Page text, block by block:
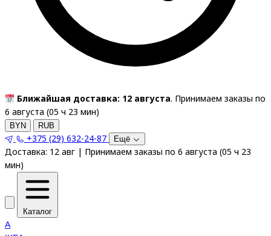
Ближайшая доставка: 12 августа. Принимаем заказы по
6 августа (05 ч 23 мин)
BYN RUB
+375 (29) 632-24-87 Ещё
Доставка: 12 авг | Принимаем заказы по 6 августа (05 ч 23
мин)
Каталог
A